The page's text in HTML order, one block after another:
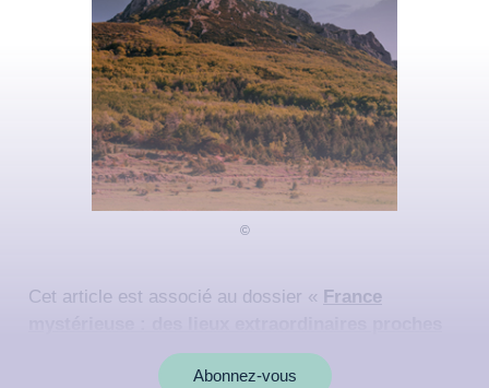
Cet article est associé au dossier « France
Abonnez-vous